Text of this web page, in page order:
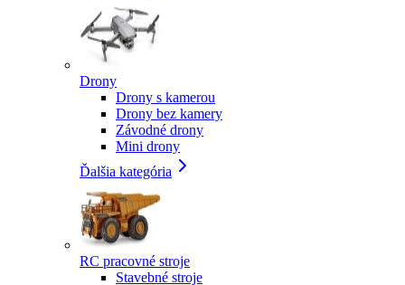
Drony
Drony s kamerou
Drony bez kamery
Závodné drony
Mini drony
Ďalšia kategória
RC pracovné stroje
Stavebné stroje